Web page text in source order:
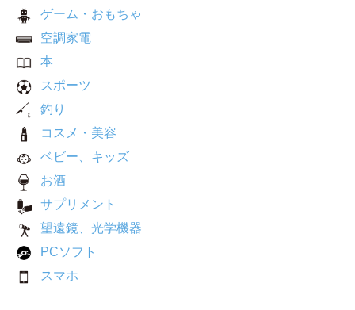
ゲーム・おもちゃ
空調家電
本
スポーツ
釣り
コスメ・美容
ベビー、キッズ
お酒
サプリメント
望遠鏡、光学機器
PCソフト
スマホ